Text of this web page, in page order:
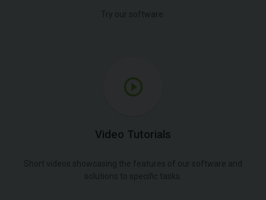
Try our software.
Video Tutorials
Short videos showcasing the features of our software and
solutions to specific tasks.